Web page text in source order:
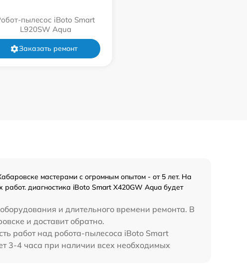
пылесос iBoto Smart
L920SW Aqua
Заказать ремонт
мастерами с огромным опытом - от 5 лет. На
диагностика iBoto Smart Х420GW Aqua будет
и длительного времени ремонта. В
и доставит обратно.
работ над робота-пылесоса iBoto Smart
3-4 часа при наличии всех необходимых